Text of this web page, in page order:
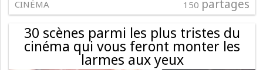
CINÉMA 150 partages
30 scènes parmi les plus tristes du
cinéma qui vous feront monter les
larmes aux yeux